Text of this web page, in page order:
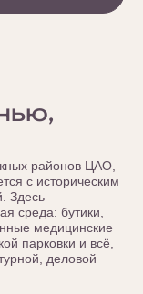
районов ЦАО,
с историческим
Здесь
среда: бутики,
медицинские
парковки и всё,
деловой